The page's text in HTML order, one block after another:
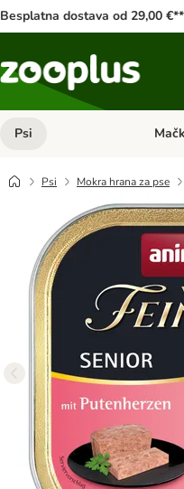
Besplatna dostava od 29,00 €**
Psi
Psi Mokra hrana za pse